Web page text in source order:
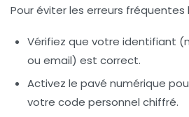
Pour éviter les erreurs fréquentes
Vérifiez que votre identifiant
ou email) est correct.
Activez le pavé numérique
votre code personnel chiffré.